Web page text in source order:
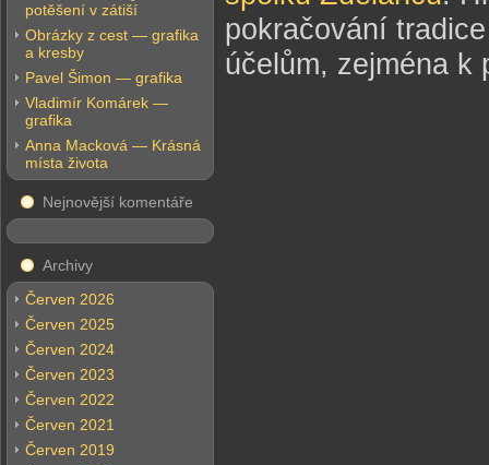
potěšení v zátiší
Obrázky z cest — grafika
a kresby
Pavel Šimon — grafika
Vladimír Komárek —
grafika
Anna Macková — Krásná
místa života
Nejnovější komentáře
Archivy
Červen 2026
Červen 2025
Červen 2024
Červen 2023
Červen 2022
Červen 2021
Červen 2019
pokračování
účelům, zejména k